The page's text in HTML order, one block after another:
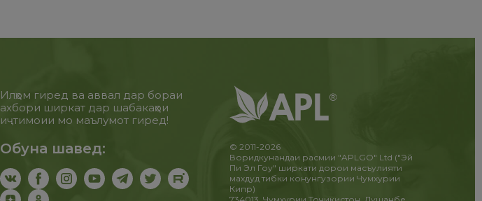
Илҳом гиред ва аввал дар бораи
ахбори ширкат дар шабакаҳои
иҷтимоии мо маълумот гиред!
Обуна шавед:
© 2011-2026
Воридкунандаи расмии "APLGO" Ltd ("Эй
Пи Эл Гоу" ширкати дорои масъулияти
махдуд тибки конунгузории Чумхурии
Кипр)